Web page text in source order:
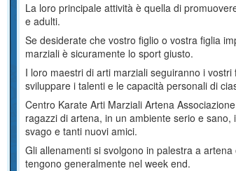
La loro principale attività è quella di
e adulti.
Se desiderate che vostro figlio o vostra figlia
marziali è sicuramente lo sport giusto.
I loro maestri di arti marziali seguiranno i
sviluppare i talenti e le capacità personali di
Centro Karate Arti Marziali Artena
ragazzi di artena, in un ambiente serio e
svago e tanti nuovi amici.
Gli allenamenti si svolgono in palestra a
tengono generalmente nel week end.